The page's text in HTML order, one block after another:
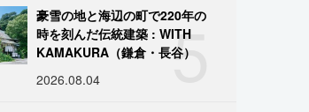
5
豪雪の地と海辺の町で220年の
時を刻んだ伝統建築 : WITH
KAMAKURA（鎌倉・長谷）
2026.08.04